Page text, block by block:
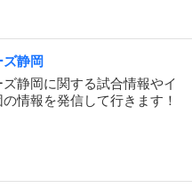
静岡
静岡に関する試合情報やイ
情報を発信して行きます！